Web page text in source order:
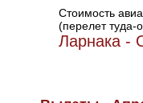
Стоимость
(перелет туда-
Ларнака -